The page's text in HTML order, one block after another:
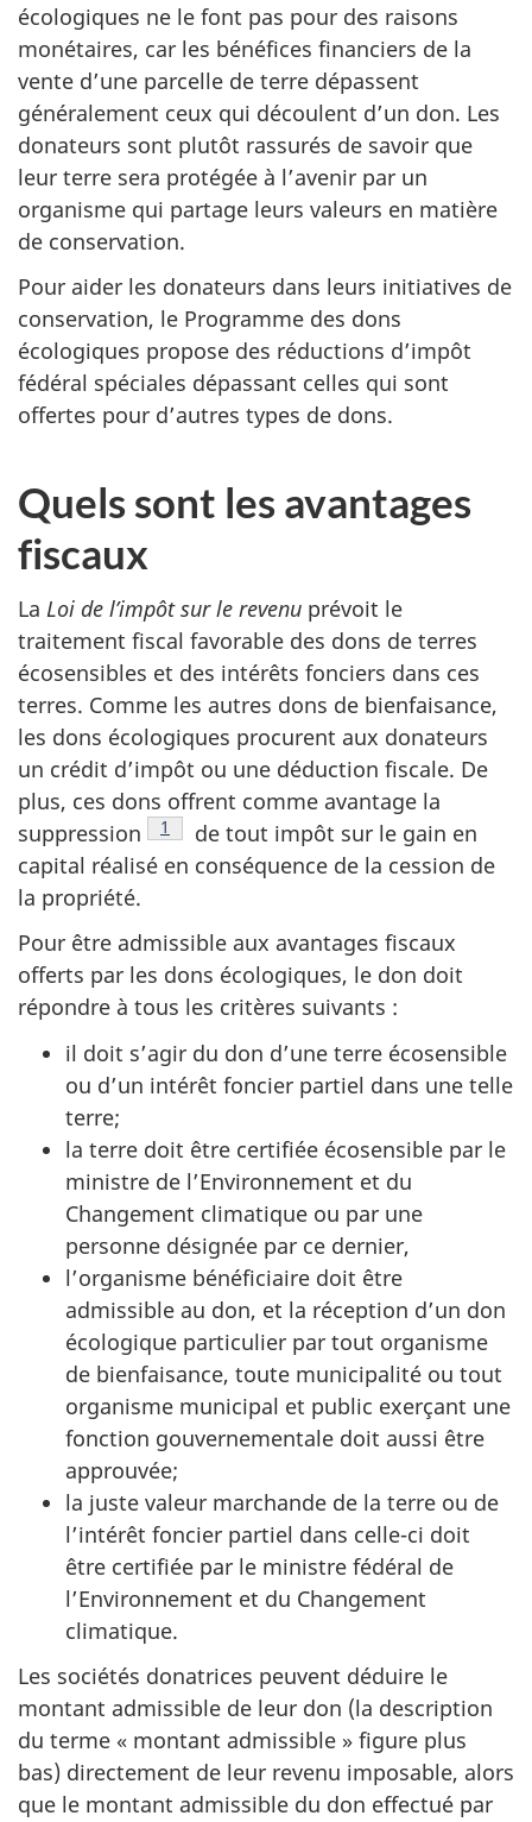
écologiques ne le font pas pour des raisons
monétaires, car les bénéfices financiers de la
vente d’une parcelle de terre dépassent
généralement ceux qui découlent d’un don. Les
donateurs sont plutôt rassurés de savoir que
leur terre sera protégée à l’avenir par un
organisme qui partage leurs valeurs en matière
de conservation.
Pour aider les donateurs dans leurs initiatives de
conservation, le Programme des dons
écologiques propose des réductions d’impôt
fédéral spéciales dépassant celles qui sont
offertes pour d’autres types de dons.
Quels sont les avantages
fiscaux
La Loi de l’impôt sur le revenu prévoit le
traitement fiscal favorable des dons de terres
écosensibles et des intérêts fonciers dans ces
terres. Comme les autres dons de bienfaisance,
les dons écologiques procurent aux donateurs
un crédit d’impôt ou une déduction fiscale. De
plus, ces dons offrent comme avantage la
suppression
Note de bas de page
1
de tout impôt sur le gain en
capital réalisé en conséquence de la cession de
la propriété.
Pour être admissible aux avantages fiscaux
offerts par les dons écologiques, le don doit
répondre à tous les critères suivants :
il doit s’agir du don d’une terre écosensible
ou d’un intérêt foncier partiel dans une telle
terre;
la terre doit être certifiée écosensible par le
ministre de l’Environnement et du
Changement climatique ou par une
personne désignée par ce dernier,
l’organisme bénéficiaire doit être
admissible au don, et la réception d’un don
écologique particulier par tout organisme
de bienfaisance, toute municipalité ou tout
organisme municipal et public exerçant une
fonction gouvernementale doit aussi être
approuvée;
la juste valeur marchande de la terre ou de
l’intérêt foncier partiel dans celle-ci doit
être certifiée par le ministre fédéral de
l’Environnement et du Changement
climatique.
Les sociétés donatrices peuvent déduire le
montant admissible de leur don (la description
du terme « montant admissible » figure plus
bas) directement de leur revenu imposable, alors
que le montant admissible du don effectué par